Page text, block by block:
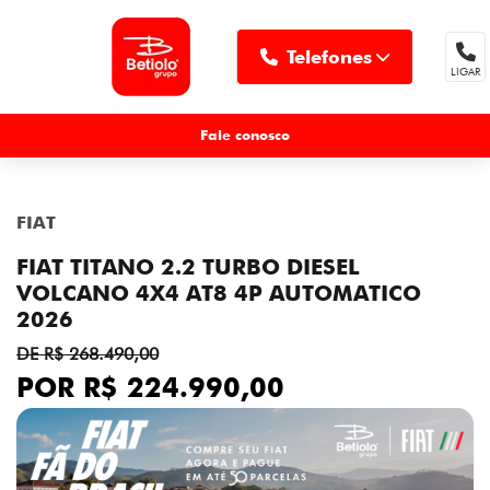
Telefones
LIGAR
Fale conosco
FIAT
FIAT TITANO 2.2 TURBO DIESEL
VOLCANO 4X4 AT8 4P AUTOMATICO
2026
DE R$ 268.490,00
POR R$ 224.990,00